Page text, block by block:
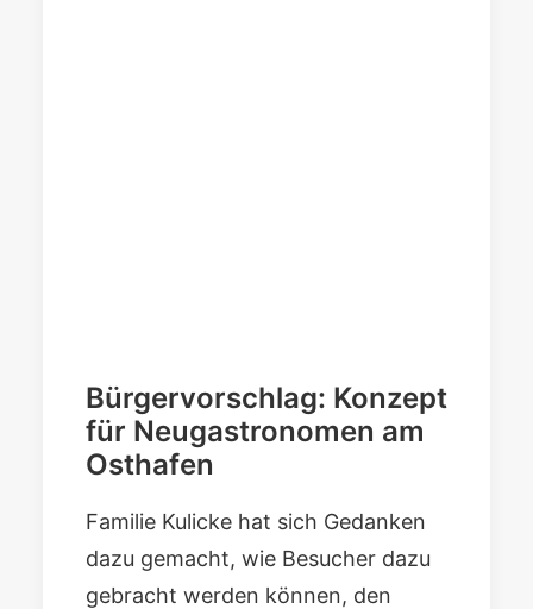
Bürgervorschlag: Konzept
für Neugastronomen am
Osthafen
Familie Kulicke hat sich Gedanken
dazu gemacht, wie Besucher dazu
gebracht werden können, den